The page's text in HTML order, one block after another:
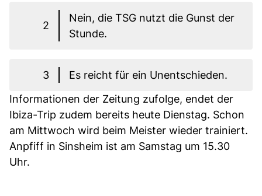
2
Nein, die TSG nutzt die Gunst der
Stunde.
3
Es reicht für ein Unentschieden.
Informationen der Zeitung zufolge, endet der
Ibiza-Trip zudem bereits heute Dienstag. Schon
am Mittwoch wird beim Meister wieder trainiert.
Anpfiff in Sinsheim ist am Samstag um 15.30
Uhr.